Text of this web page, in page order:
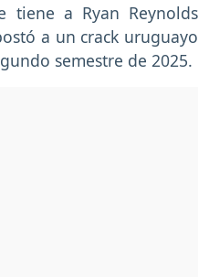
tiene a Ryan Reynolds
a un crack uruguayo
semestre de 2025.